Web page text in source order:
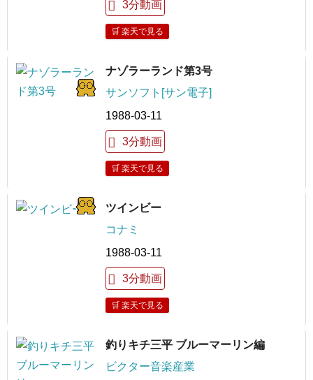
3分動画
🛒 楽天で見る
ナゾラーランド第3号
サンソフト[サン電子]
1988-03-11
3分動画
🛒 楽天で見る
ツインビー
コナミ
1988-03-11
3分動画
🛒 楽天で見る
釣りキチ三平 ブルーマーリン編
ビクター音楽産業